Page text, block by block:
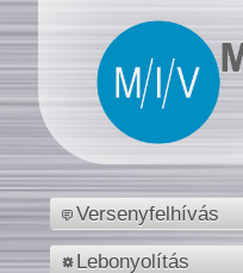
Versenyfelhívás
Lebonyolítás